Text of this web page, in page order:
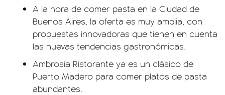
A la hora de comer pasta en la Ciudad de
Buenos Aires, la oferta es muy amplia, con
propuestas innovadoras que tienen en cuenta
las nuevas tendencias gastronómicas.
Ambrosia Ristorante ya es un clásico de
Puerto Madero para comer platos de pasta
abundantes.